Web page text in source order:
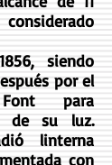
siendo
por el
para
de su luz.
linterna
con